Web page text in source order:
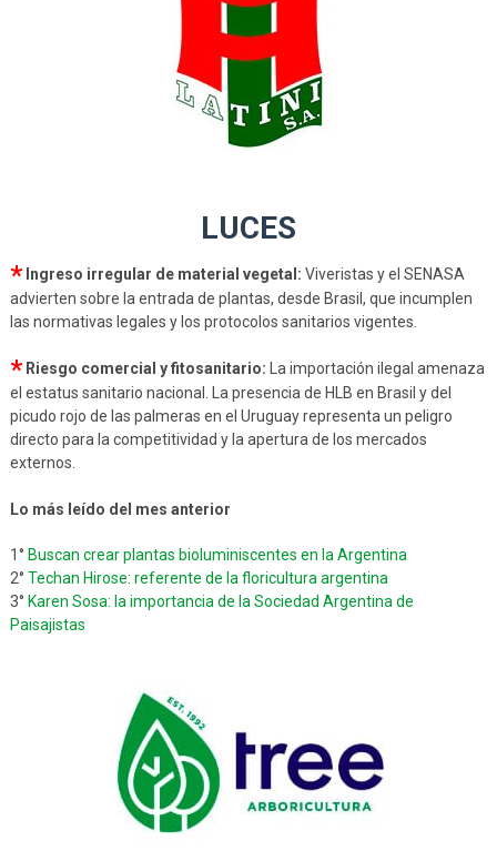
LUCES
* Ingreso irregular de material vegetal: Viveristas y el SENASA
advierten sobre la entrada de plantas, desde Brasil, que incumplen
las normativas legales y los protocolos sanitarios vigentes.
* Riesgo comercial y fitosanitario: La importación ilegal amenaza
el estatus sanitario nacional. La presencia de HLB en Brasil y del
picudo rojo de las palmeras en el Uruguay representa un peligro
directo para la competitividad y la apertura de los mercados
externos.
Lo más leído del mes anterior
1° Buscan crear plantas bioluminiscentes en la Argentina
2° Techan Hirose: referente de la floricultura argentina
3° Karen Sosa: la importancia de la Sociedad Argentina de
Paisajistas